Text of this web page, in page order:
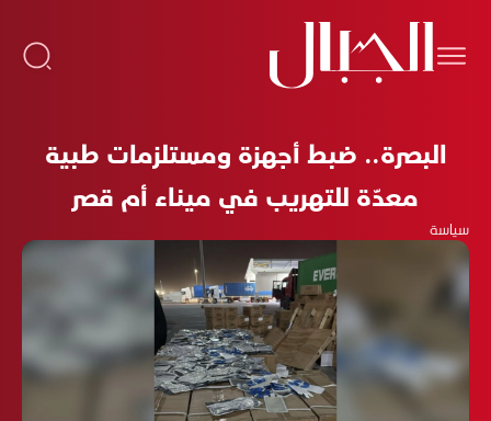
البصرة.. ضبط أجهزة ومستلزمات طبية
معدّة للتهريب في ميناء أم قصر
سياسة